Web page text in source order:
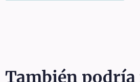
También podría